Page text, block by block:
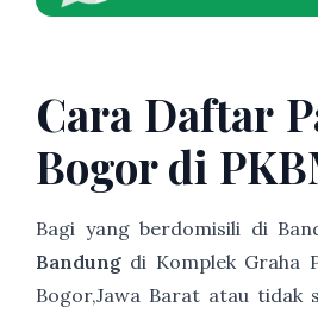
Cara Daftar
Bogor di
Bagi yang berdomisili di
Bandung di Komplek Graha
Bogor,Jawa Barat atau tidak